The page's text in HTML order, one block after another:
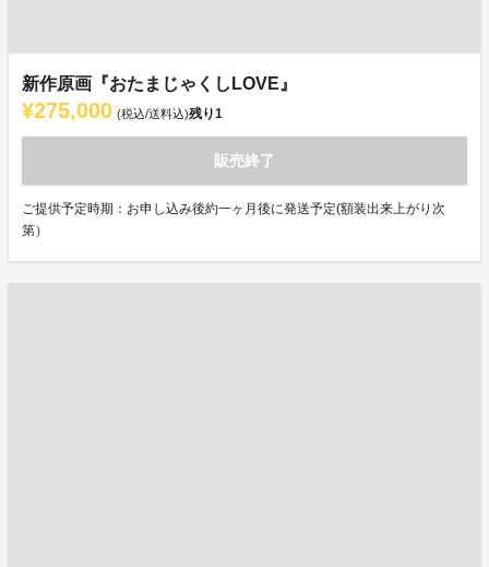
新作原画『おたまじゃくしLOVE』
¥275,000 (税込/送料込)残り1
販売終了
ご提供予定時期：お申し込み後約一ヶ月後に発送予定(額装出来上がり次
第）